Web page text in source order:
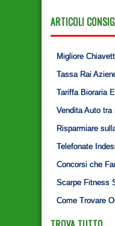
ARTICOLI
Migliore
Tassa Rai
Tariffa Bioraria
Vendita Auto tra
Risparmiare
Telefonate
Concorsi che
Scarpe Fitness
Come Trovare